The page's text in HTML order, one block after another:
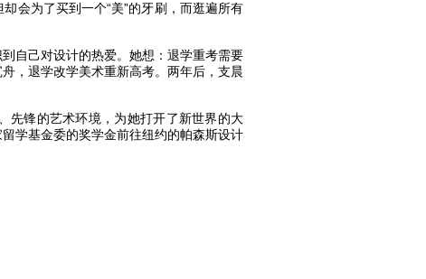
会为了买到一个“美”的牙刷，而逛遍所有
自己对设计的热爱。她想：退学重考需要
，退学改学美术重新高考。两年后，支晨
先锋的艺术环境，为她打开了新世界的大
学基金委的奖学金前往纽约的帕森斯设计